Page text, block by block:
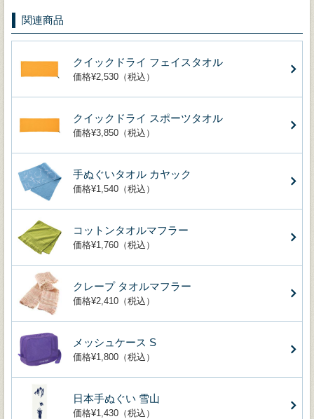
関連商品
クイックドライ フェイスタオル
価格¥2,530（税込）
クイックドライ スポーツタオル
価格¥3,850（税込）
手ぬぐいタオル カヤック
価格¥1,540（税込）
コットンタオルマフラー
価格¥1,760（税込）
クレープ タオルマフラー
価格¥2,410（税込）
メッシュケース S
価格¥1,800（税込）
日本手ぬぐい 雪山
価格¥1,430（税込）